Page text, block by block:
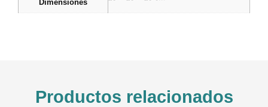
Dimensiones
Productos relacionados